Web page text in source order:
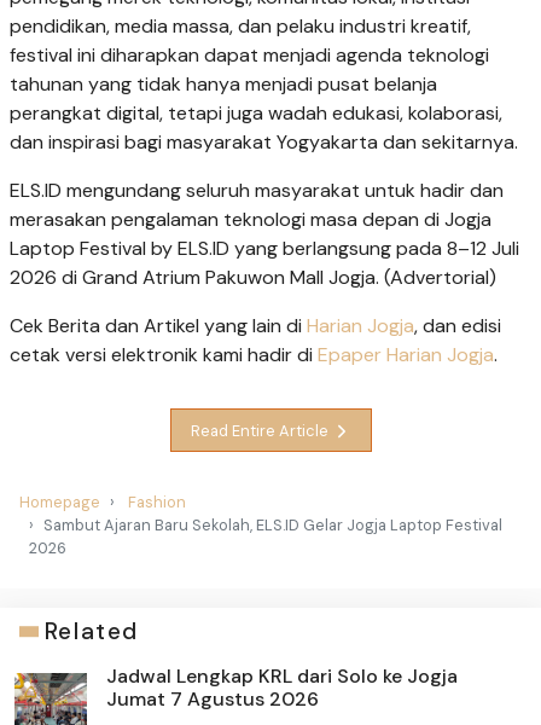
pendidikan, media massa, dan pelaku industri kreatif,
festival ini diharapkan dapat menjadi agenda teknologi
tahunan yang tidak hanya menjadi pusat belanja
perangkat digital, tetapi juga wadah edukasi, kolaborasi,
dan inspirasi bagi masyarakat Yogyakarta dan sekitarnya.
ELS.ID mengundang seluruh masyarakat untuk hadir dan
merasakan pengalaman teknologi masa depan di Jogja
Laptop Festival by ELS.ID yang berlangsung pada 8–12 Juli
2026 di Grand Atrium Pakuwon Mall Jogja. (Advertorial)
Cek Berita dan Artikel yang lain di Harian Jogja, dan edisi
cetak versi elektronik kami hadir di Epaper Harian Jogja.
Read Entire Article
Homepage
Fashion
Sambut Ajaran Baru Sekolah, ELS.ID Gelar Jogja Laptop Festival
2026
Related
Jadwal Lengkap KRL dari Solo ke Jogja
Jumat 7 Agustus 2026